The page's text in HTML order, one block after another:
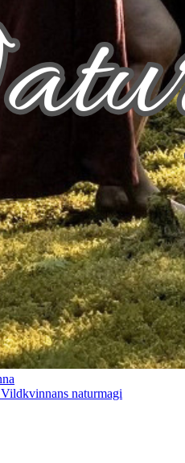
Vildkvinnans naturmagi